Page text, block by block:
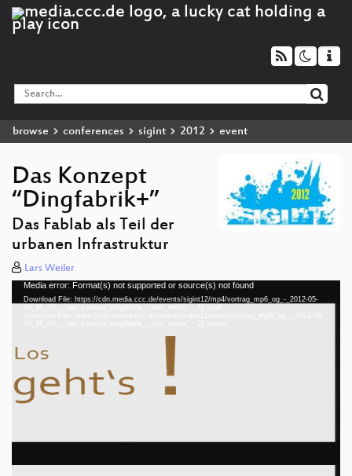
browse conferences sigint 2012 event
Das Konzept
“Dingfabrik+”
Das Fablab als Teil der
urbanen Infrastruktur
Lars Weiler
Video
Player
Media error: Format(s) not supported or source(s) not found
Download File: https://cdn.media.ccc.de/events/sigint12/mp4/vortrag_mp6_og_-_2012-05-
eng 576p (mp4)